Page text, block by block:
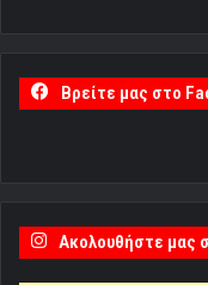
Βρείτε μας στο
Ακολουθήστε μας